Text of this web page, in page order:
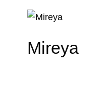
Mireya